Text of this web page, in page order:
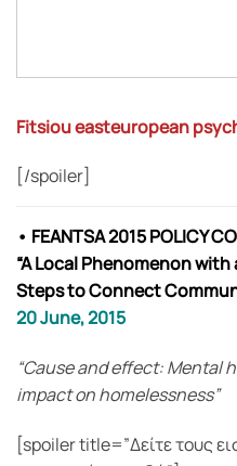
Fitsiou easteuropean
[/spoiler]
• FEANTSA 2015 POLICY
“A Local Phenomenon
Steps to Connect
20 June, 2015
“Cause and effect: Mental
impact on homelessness”
[spoiler title=”Δείτε τους